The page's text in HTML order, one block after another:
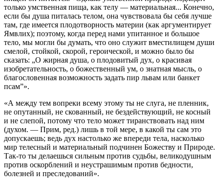
только умственная пища, как телу — материальная... Конечно,
если бы душа питалась телом, она чувствовала бы себя лучше
там, где имеется плодотворность материи (как аргументирует
Ямвлих); поэтому, когда перед нами упитанное и большое
тело, мы могли бы думать, что оно служит вместилищем души
смелой, стойкой, скорой, героической, и можно было бы
сказать: „О жирная душа, о плодовитый дух, о красивая
изобретательность, о божественный ум, о знатная мысль, о
благословенная возможность задать пир львам или банкет
псам”».
«А между тем вопреки всему этому ты не слуга, не пленник,
не опутанный, не скованный, не бездействующий, не косный
и не слепой, потому что тело может тиранствовать над ним
(духом. — Прим, ред.) лишь в той мере, в какой ты сам это
допускаешь; ведь дух настолько же впереди тела, насколько
мир телесный и материальный подчинен Божеству и Природе.
Так-то ты делаешься сильным против судьбы, великодушным
против оскорблений и неустрашимым против бедности,
болезней и преследований».